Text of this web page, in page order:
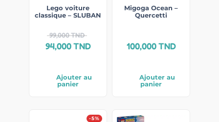
Lego voiture
classique – SLUBAN
99,000TND
94,000TND
Ajouter au
panier
Migoga Ocean –
Quercetti
100,000TND
Ajouter au
panier
-5%